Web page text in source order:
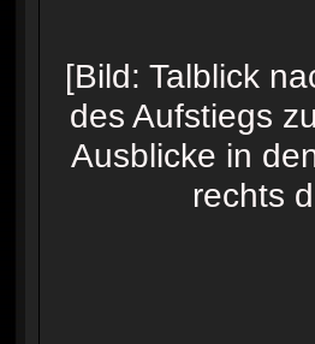
[Bild: Talblick
des Aufstiegs
Ausblicke in
rechts